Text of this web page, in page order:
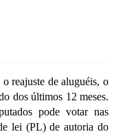
reajuste de aluguéis, o
dos últimos 12 meses.
pode votar nas
lei (PL) de autoria do